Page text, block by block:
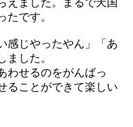
えました。まるで天国
たです。
感じやったやん」「あ
ました。
わせるのをがんばっ
ることができて楽しい